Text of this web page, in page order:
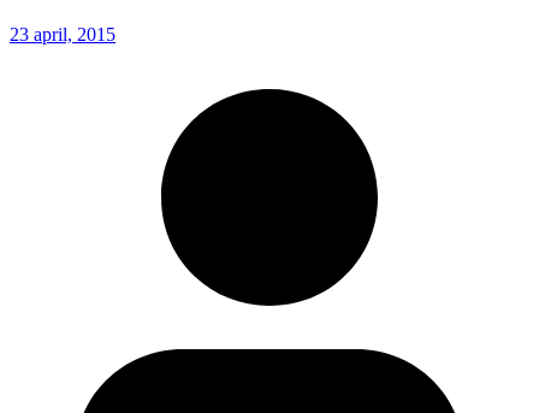
23 april, 2015